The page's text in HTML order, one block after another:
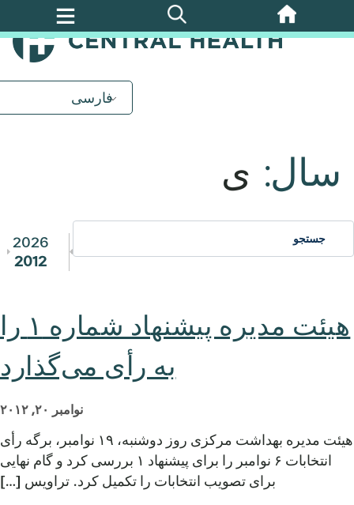
پرش
به
فارسی
سال: ی
2026
2012
هیئت مدیره پیشنهاد شماره ۱ را
به رأی می‌گذارد
نوامبر ۲۰, ۲۰۱۲
هیئت مدیره بهداشت مرکزی روز دوشنبه، ۱۹ نوامبر، برگه رأی
انتخابات ۶ نوامبر را برای پیشنهاد ۱ بررسی کرد و گام نهایی
برای تصویب انتخابات را تکمیل کرد. تراویس […]